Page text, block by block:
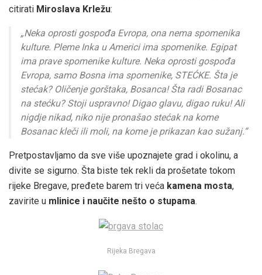
citirati Miroslava Krležu:
„Neka oprosti gospođa Evropa, ona nema spomenika
kulture. Pleme Inka u Americi ima spomenike. Egipat
ima prave spomenike kulture. Neka oprosti gospođa
Evropa, samo Bosna ima spomenike, STEĆKE. Šta je
stećak? Oličenje gorštaka, Bosanca! Šta radi Bosanac
na stećku? Stoji uspravno! Digao glavu, digao ruku! Ali
nigdje nikad, niko nije pronašao stećak na kome
Bosanac kleči ili moli, na kome je prikazan kao sužanj.“
Pretpostavljamo da sve više upoznajete grad i okolinu, a
divite se sigurno. Šta biste tek rekli da prošetate tokom
rijeke Bregave, pređete barem tri veća kamena mosta,
zavirite u mlinice i naučite nešto o stupama.
Rijeka Bregava